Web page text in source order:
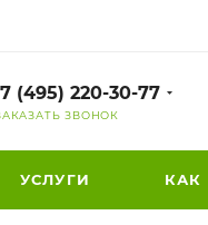
(495) 220-30-77
ЗВОНОК
УСЛУГИ КАК